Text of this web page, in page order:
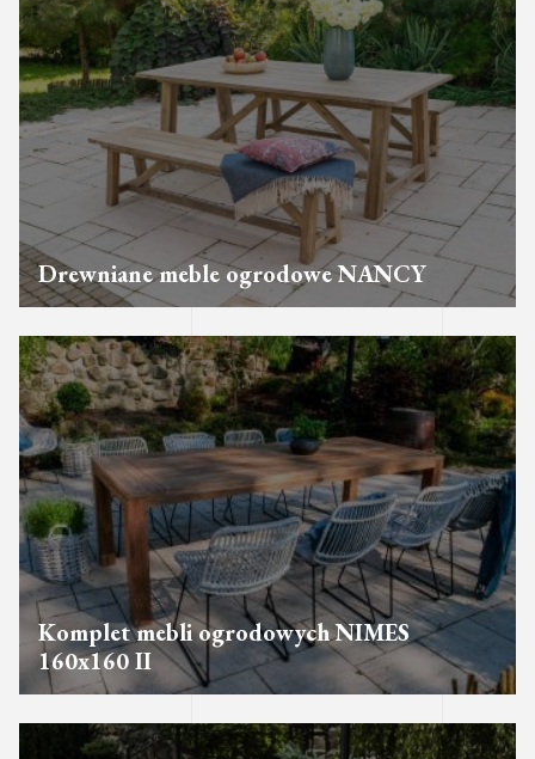
Drewniane meble ogrodowe NANCY
Komplet mebli ogrodowych NIMES
160x160 II